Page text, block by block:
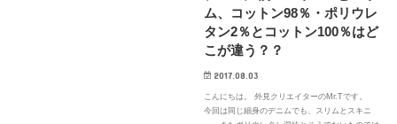
ム、コットン98％・ポリウレ
タン2％とコットン100％はど
こが違う？？
2017.08.03
こんにちは。 外見クリエイターのMr.Tです。
今回は同じ細身のデニムでも、スリムとスキニ